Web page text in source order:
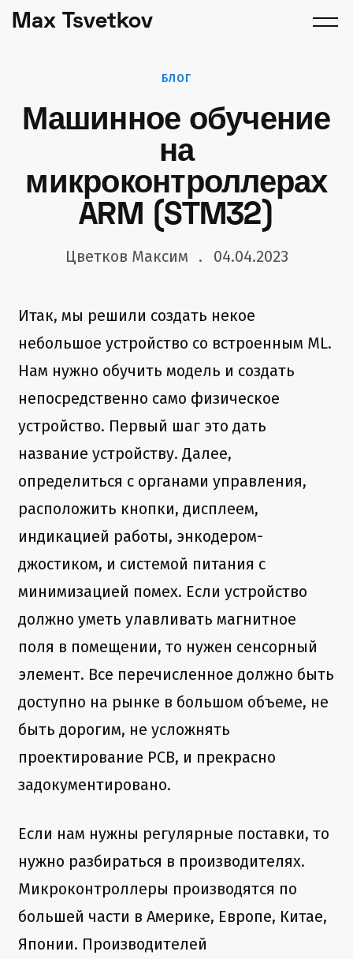
Max Tsvetkov
БЛОГ
Машинное обучение
на
микроконтроллерах
ARM (STM32)
Цветков Максим 04.04.2023
Итак, мы решили создать некое
небольшое устройство со встроенным ML.
Нам нужно обучить модель и создать
непосредственно само физическое
устройство. Первый шаг это дать
название устройству. Далее,
определиться с органами управления,
расположить кнопки, дисплеем,
индикацией работы, энкодером-
джостиком, и системой питания с
минимизацией помех. Если устройство
должно уметь улавливать магнитное
поля в помещении, то нужен сенсорный
элемент. Все перечисленное должно быть
доступно на рынке в большом объеме, не
быть дорогим, не усложнять
проектирование PCB, и прекрасно
задокументировано.
Если нам нужны регулярные поставки, то
нужно разбираться в производителях.
Микроконтроллеры производятся по
большей части в Америке, Европе, Китае,
Японии. Производителей